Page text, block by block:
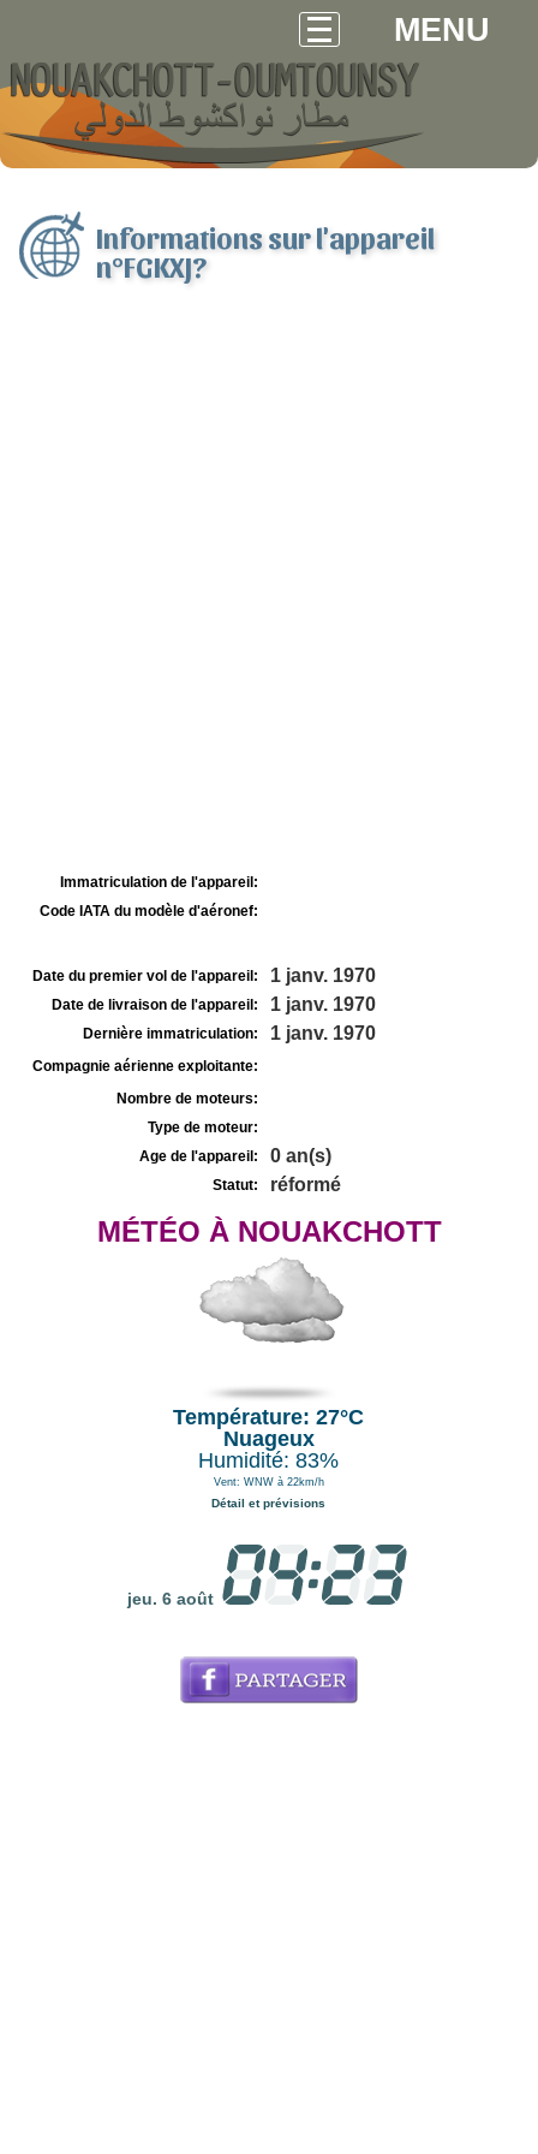
MENU
Informations sur l'appareil
n°FGKXJ?
Immatriculation de l'appareil:
Code IATA du modèle d'aéronef:
Date du premier vol de l'appareil: 1 janv. 1970
Date de livraison de l'appareil: 1 janv. 1970
Dernière immatriculation: 1 janv. 1970
Compagnie aérienne exploitante:
Nombre de moteurs:
Type de moteur:
Age de l'appareil:
0 an(s)
Statut: réformé
MÉTÉO À NOUAKCHOTT
Température: 27°C
Nuageux
Humidité: 83%
Vent: WNW à 22km/h
Détail et prévisions
jeu. 6 août